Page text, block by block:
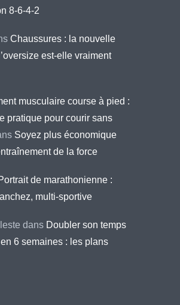
8-6-4-2
Chaussures : la nouvelle
est-elle vraiment
musculaire course à pied :
pratique pour courir sans
Soyez plus économique
de la force
de marathonienne :
multi-sportive
dans Doubler son temps
6 semaines : les plans